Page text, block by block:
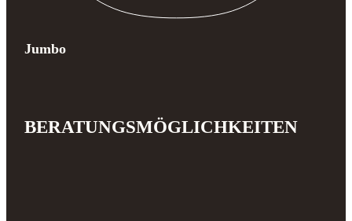
Jumbo
BERATUNGSMÖGLICHKEITEN